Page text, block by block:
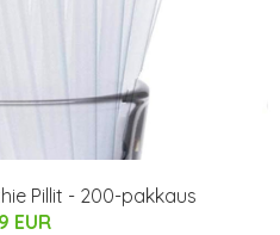
Pillit - 200-pakkaus
EUR